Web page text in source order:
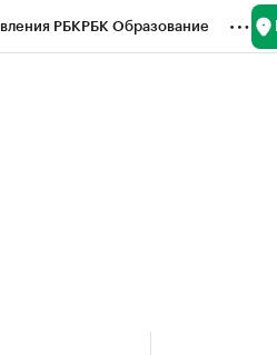
РБКРБК Образование